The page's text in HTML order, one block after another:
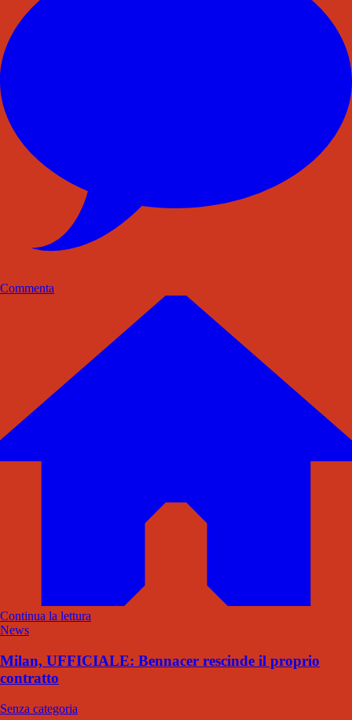
Commenta
Continua la lettura
News
Milan, UFFICIALE: Bennacer rescinde il proprio
contratto
Senza categoria